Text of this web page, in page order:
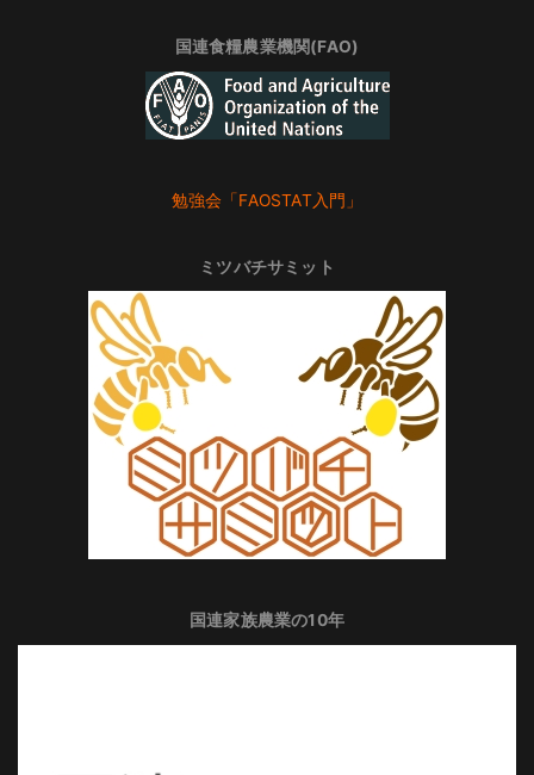
国連食糧農業機関(FAO)
勉強会「FAOSTAT入門」
ミツバチサミット
国連家族農業の10年